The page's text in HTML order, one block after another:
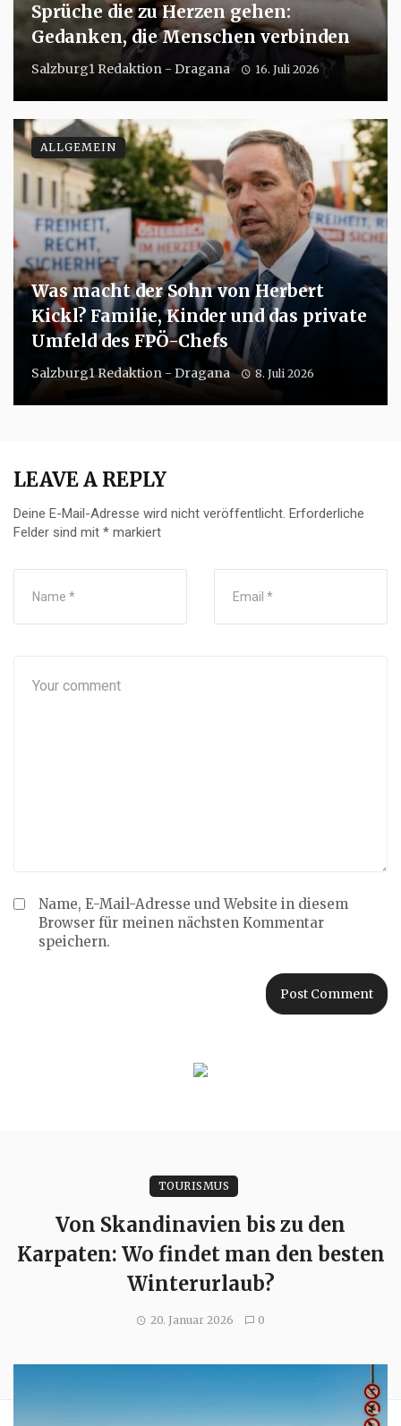
Sprüche die zu Herzen gehen:
Gedanken, die Menschen verbinden
Salzburg1 Redaktion - Dragana 16. Juli 2026
Was macht der Sohn von Herbert
Kickl? Familie, Kinder und das private
Umfeld des FPÖ-Chefs
Salzburg1 Redaktion - Dragana 8. Juli 2026
ALLGEMEIN
LEAVE A REPLY
Deine E-Mail-Adresse wird nicht veröffentlicht. Erforderliche
Felder sind mit * markiert
Name, E-Mail-Adresse und Website in diesem
Browser für meinen nächsten Kommentar
speichern.
TOURISMUS
Von Skandinavien bis zu den
Karpaten: Wo findet man den besten
Winterurlaub?
20. Januar 2026 0